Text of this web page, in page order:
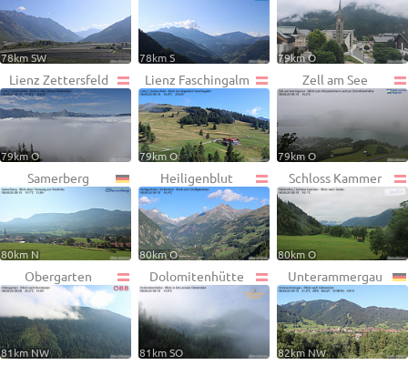
78km SW 78km S 79km O
Lienz Zettersfeld
79km O
Lienz Faschingalm
79km O
Zell am See
79km O
Samerberg
80km N
Heiligenblut
80km O
Schloss Kammer
80km O
Obergarten
81km NW
Dolomitenhütte
81km SO
Unterammergau
82km NW